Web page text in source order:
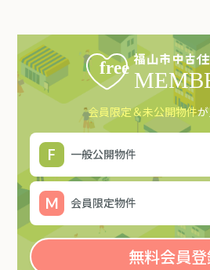
会員限定＆未公開物件
一般公開物件
会員限定物件
無料会員